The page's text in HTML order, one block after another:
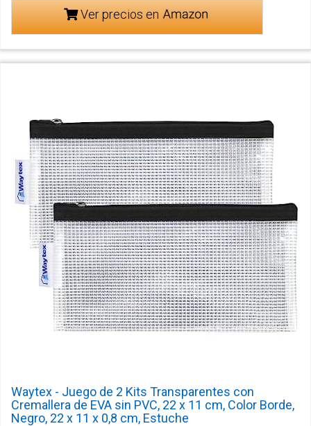
Ver precios en
Waytex - Juego de 2 Kits Transparentes con
Cremallera de EVA sin PVC, 22 x 11 cm, Color Borde,
Negro, 22 x 11 x 0,8 cm, Estuche